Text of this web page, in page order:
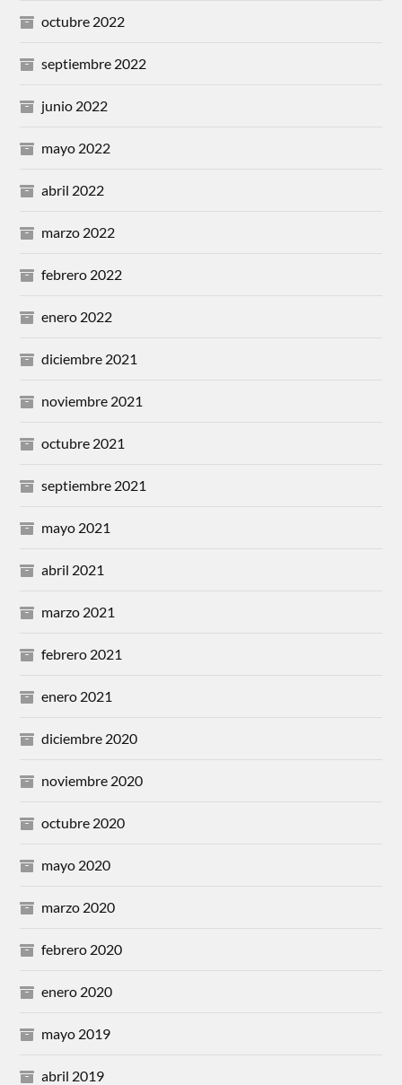
octubre 2022
septiembre 2022
junio 2022
mayo 2022
abril 2022
marzo 2022
febrero 2022
enero 2022
diciembre 2021
noviembre 2021
octubre 2021
septiembre 2021
mayo 2021
abril 2021
marzo 2021
febrero 2021
enero 2021
diciembre 2020
noviembre 2020
octubre 2020
mayo 2020
marzo 2020
febrero 2020
enero 2020
mayo 2019
abril 2019